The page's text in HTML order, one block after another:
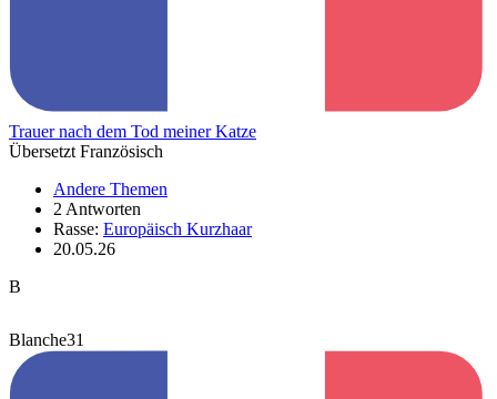
Trauer nach dem Tod meiner Katze
Übersetzt Französisch
Andere Themen
2 Antworten
Rasse: Europäisch Kurzhaar
20.05.26
B
Blanche31